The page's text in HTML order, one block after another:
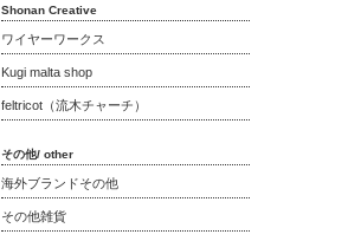
Shonan Creative
ワイヤーワークス
Kugi malta shop
feltricot（流木チャーチ）
その他/ other
海外ブランドその他
その他雑貨